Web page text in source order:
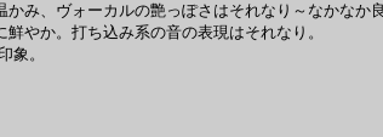
み、ヴォーカルの艶っぽさはそれなり～なかな
やか。打ち込み系の音の表現はそれなり。
象。